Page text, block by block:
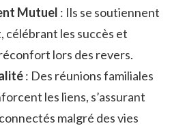
Mutuel : Ils se soutiennent
célébrant les succès et
lors des revers.
: Des réunions familiales
les liens, s’assurant
malgré des vies